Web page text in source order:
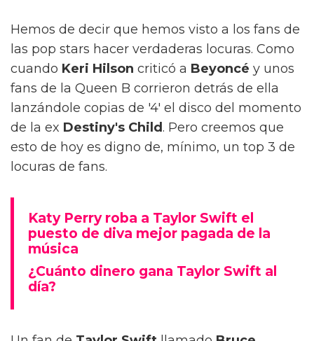
Hemos de decir que hemos visto a los fans de
las pop stars hacer verdaderas locuras. Como
cuando Keri Hilson criticó a Beyoncé y unos
fans de la Queen B corrieron detrás de ella
lanzándole copias de '4' el disco del momento
de la ex Destiny's Child . Pero creemos que
esto de hoy es digno de, mínimo, un top 3 de
locuras de fans.
Katy Perry roba a Taylor Swift el
puesto de diva mejor pagada de la
música
¿Cuánto dinero gana Taylor Swift al
día?